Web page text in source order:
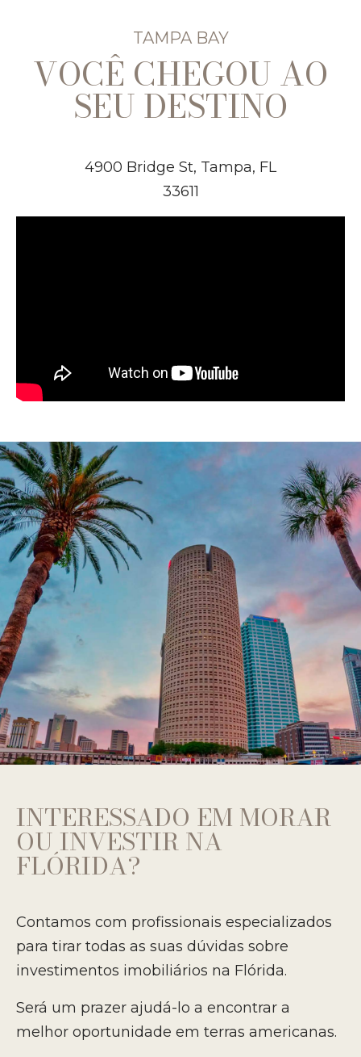
TAMPA BAY
VOCÊ CHEGOU AO
SEU DESTINO
4900 Bridge St, Tampa, FL
33611
INTERESSADO EM MORAR
OU INVESTIR NA
FLÓRIDA?
Contamos com profissionais especializados
para tirar todas as suas dúvidas sobre
investimentos imobiliários na Flórida.
Será um prazer ajudá-lo a encontrar a
melhor oportunidade em terras americanas.